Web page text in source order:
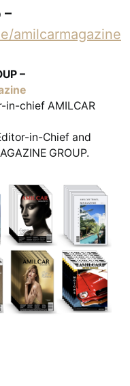
–
amilcarmagazine
–
in-chief AMILCAR
in-Chief and
GROUP.